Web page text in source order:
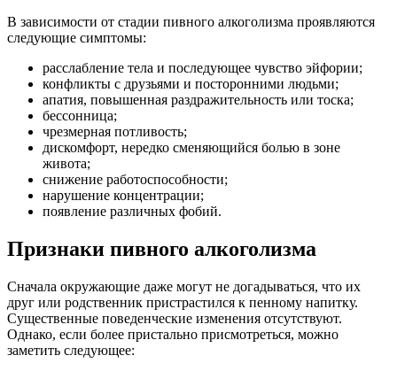
В зависимости от стадии пивного алкоголизма проявляются
следующие симптомы:
расслабление тела и последующее чувство эйфории;
конфликты с друзьями и посторонними людьми;
апатия, повышенная раздражительность или тоска;
бессонница;
чрезмерная потливость;
дискомфорт, нередко сменяющийся болью в зоне
живота;
снижение работоспособности;
нарушение концентрации;
появление различных фобий.
Признаки пивного алкоголизма
Сначала окружающие даже могут не догадываться, что их
друг или родственник пристрастился к пенному напитку.
Существенные поведенческие изменения отсутствуют.
Однако, если более пристально присмотреться, можно
заметить следующее: